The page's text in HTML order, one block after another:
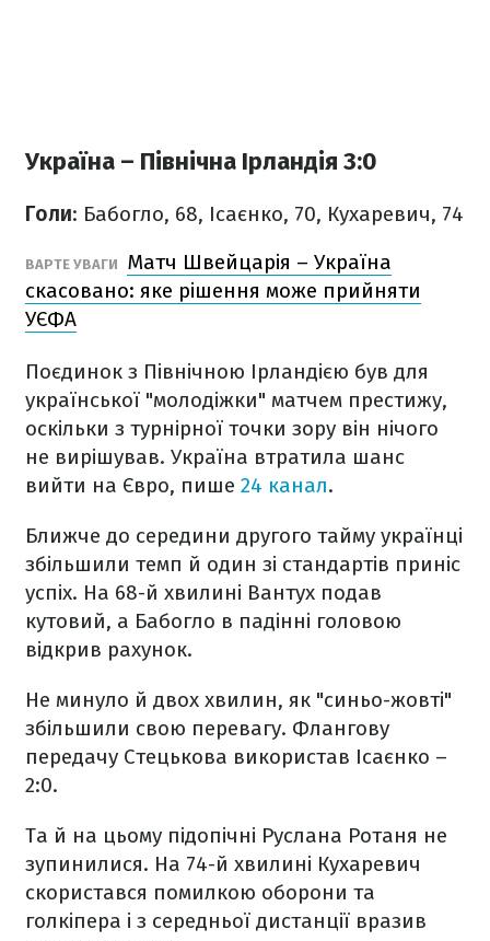
Україна – Північна Ірландія 3:0
Голи: Бабогло, 68, Ісаєнко, 70, Кухаревич, 74
ВАРТЕ УВАГИ
Матч Швейцарія – Україна
скасовано: яке рішення може прийняти
УЄФА
Поєдинок з Північною Ірландією був для
української "молодіжки" матчем престижу,
оскільки з турнірної точки зору він нічого
не вирішував. Україна втратила шанс
вийти на Євро, пише 24 канал.
Ближче до середини другого тайму українці
збільшили темп й один зі стандартів приніс
успіх. На 68-й хвилині Вантух подав
кутовий, а Бабогло в падінні головою
відкрив рахунок.
Не минуло й двох хвилин, як "синьо-жовті"
збільшили свою перевагу. Флангову
передачу Стецькова використав Ісаєнко –
2:0.
Та й на цьому підопічні Руслана Ротаня не
зупинилися. На 74-й хвилині Кухаревич
скористався помилкою оборони та
голкіпера і з середньої дистанції вразив